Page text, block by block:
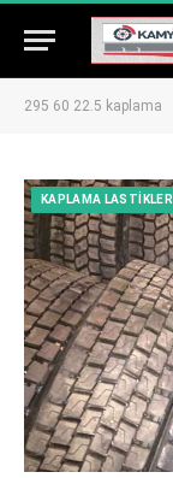
295 60 22.5 kaplama
KAPLAMA LASTIKLER